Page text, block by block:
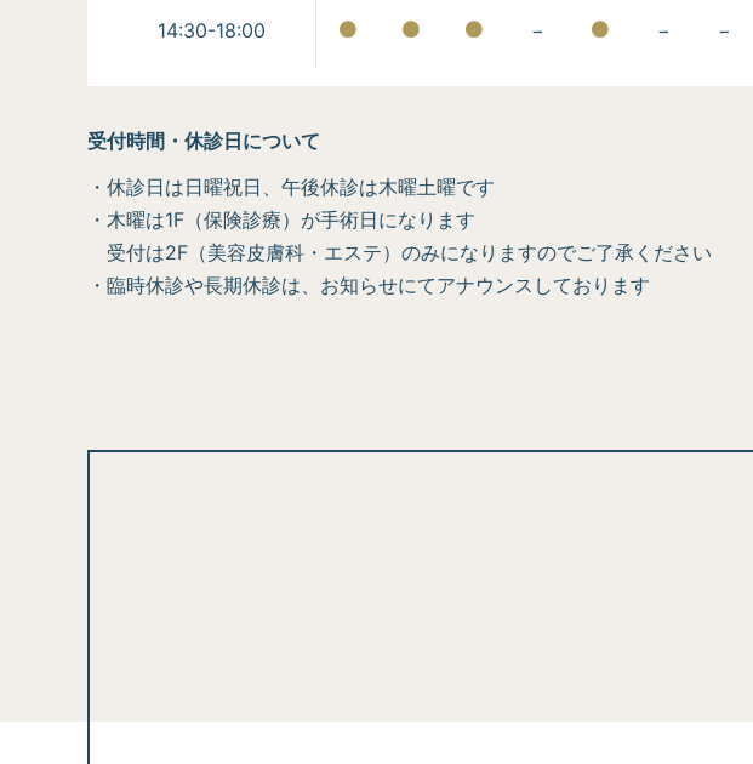
14:30-18:00 − − −
受付時間・休診日について
・休診日は日曜祝日、午後休診は木曜土曜です
・木曜は1F（保険診療）が手術日になります
受付は2F（美容皮膚科・エステ）のみになりますのでご了承ください
・臨時休診や長期休診は、お知らせにてアナウンスしております